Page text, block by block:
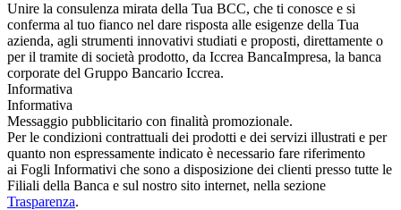
Unire la consulenza mirata della Tua BCC, che ti conosce e si
conferma al tuo fianco nel dare risposta alle esigenze della Tua
azienda, agli strumenti innovativi studiati e proposti, direttamente o
per il tramite di società prodotto, da Iccrea BancaImpresa, la banca
corporate del Gruppo Bancario Iccrea.
Informativa
Informativa
Messaggio pubblicitario con finalità promozionale.
Per le condizioni contrattuali dei prodotti e dei servizi illustrati e per
quanto non espressamente indicato è necessario fare riferimento
ai Fogli Informativi che sono a disposizione dei clienti presso tutte le
Filiali della Banca e sul nostro sito internet, nella sezione
Trasparenza.